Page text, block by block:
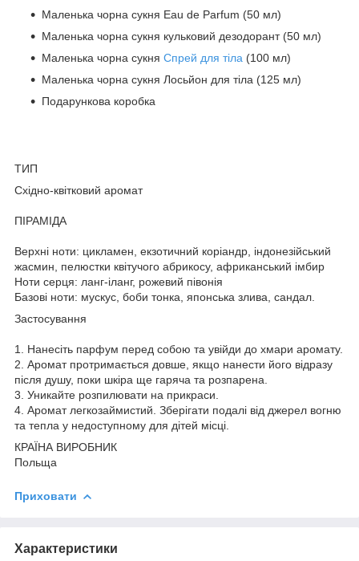
Маленька чорна сукня Eau de Parfum (50 мл)
Маленька чорна сукня кульковий дезодорант (50 мл)
Маленька чорна сукня Спрей для тіла (100 мл)
Маленька чорна сукня Лосьйон для тіла (125 мл)
Подарункова коробка
ТИП
Східно-квітковий аромат
ПІРАМІДА
Верхні ноти: цикламен, екзотичний коріандр, індонезійський
жасмин, пелюстки квітучого абрикосу, африканський імбир
Ноти серця: ланг-іланг, рожевий півонія
Базові ноти: мускус, боби тонка, японська злива, сандал.
Застосування
1. Нанесіть парфум перед собою та увійди до хмари аромату.
2. Аромат протримається довше, якщо нанести його відразу
після душу, поки шкіра ще гаряча та розпарена.
3. Уникайте розпилювати на прикраси.
4. Аромат легкозаймистий. Зберігати подалі від джерел вогню
та тепла у недоступному для дітей місці.
КРАЇНА ВИРОБНИК
Польща
Приховати
Характеристики